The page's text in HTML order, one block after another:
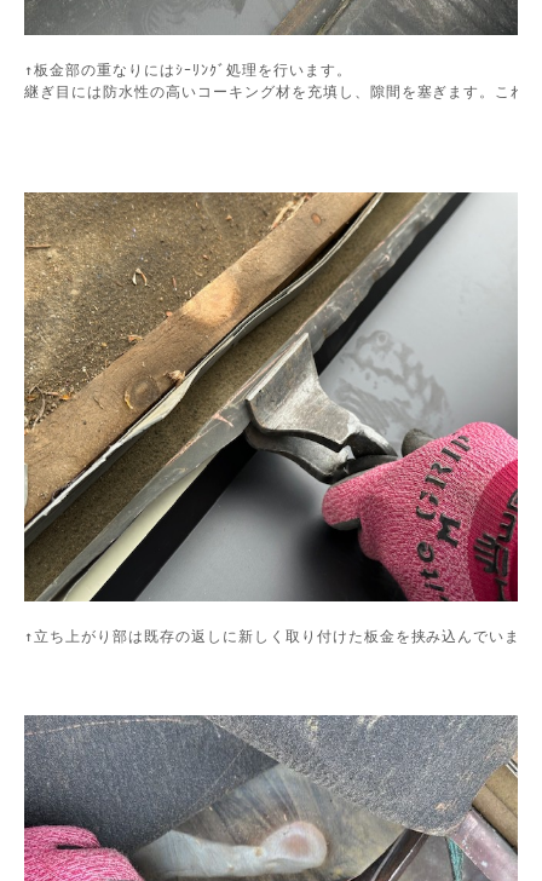
継ぎ目には防水性の高いコーキング材を充填し、隙間を塞ぎます。これ
↑立ち上がり部は既存の返しに新しく取り付けた板金を挟み込んでいます